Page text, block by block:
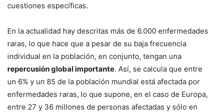
cuestiones específicas.
En la actualidad hay descritas más de 6.000 enfermedades
raras, lo que hace que a pesar de su baja frecuencia
individual en la población, en conjunto, tengan una
repercusión global importante. Así, se calcula que entre
un 6% y un 85 de la población mundial está afectada por
enfermedades raras, lo que supone, en el caso de Europa,
entre 27 y 36 millones de personas afectadas y sólo en